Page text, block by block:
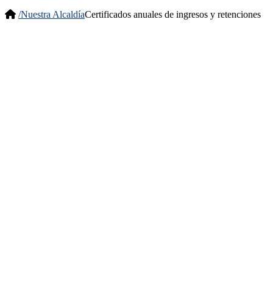
/Nuestra AlcaldíaCertificados anuales de ingresos y retenciones